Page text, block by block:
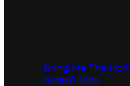
Bring Me The
новый трек